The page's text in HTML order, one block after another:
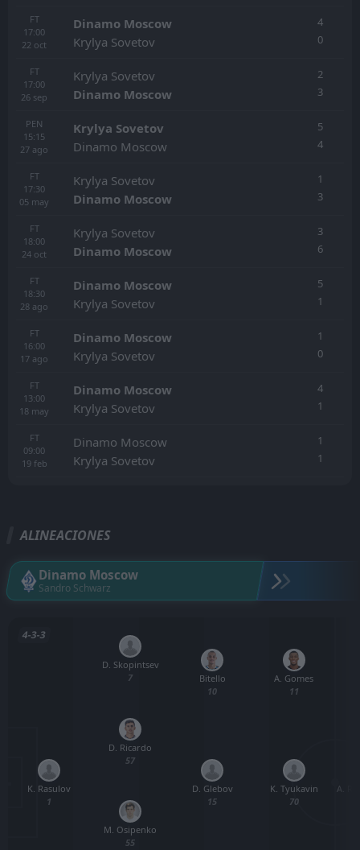
FT
17:00
22 oct
Dinamo Moscow
Krylya Sovetov
4
0
FT
17:00
26 sep
Krylya Sovetov
Dinamo Moscow
2
3
PEN
15:15
27 ago
Krylya Sovetov
Dinamo Moscow
5
4
FT
17:30
05 may
Krylya Sovetov
Dinamo Moscow
1
3
FT
18:00
24 oct
Krylya Sovetov
Dinamo Moscow
3
6
FT
18:30
28 ago
Dinamo Moscow
Krylya Sovetov
5
1
FT
16:00
17 ago
Dinamo Moscow
Krylya Sovetov
1
0
FT
13:00
18 may
Dinamo Moscow
Krylya Sovetov
4
1
FT
09:00
19 feb
Dinamo Moscow
Krylya Sovetov
1
1
ALINEACIONES
Dinamo Moscow
Sandro Schwarz
4-3-3
K. Rasulov
1
M. Osipenko
55
D. Ricardo
57
D. Skopintsev
7
D. Glebov
15
Bitello
10
K. Tyukavin
70
A. Gomes
11
A.